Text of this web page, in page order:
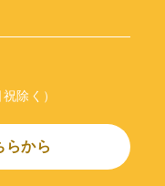
祝除く）
らから